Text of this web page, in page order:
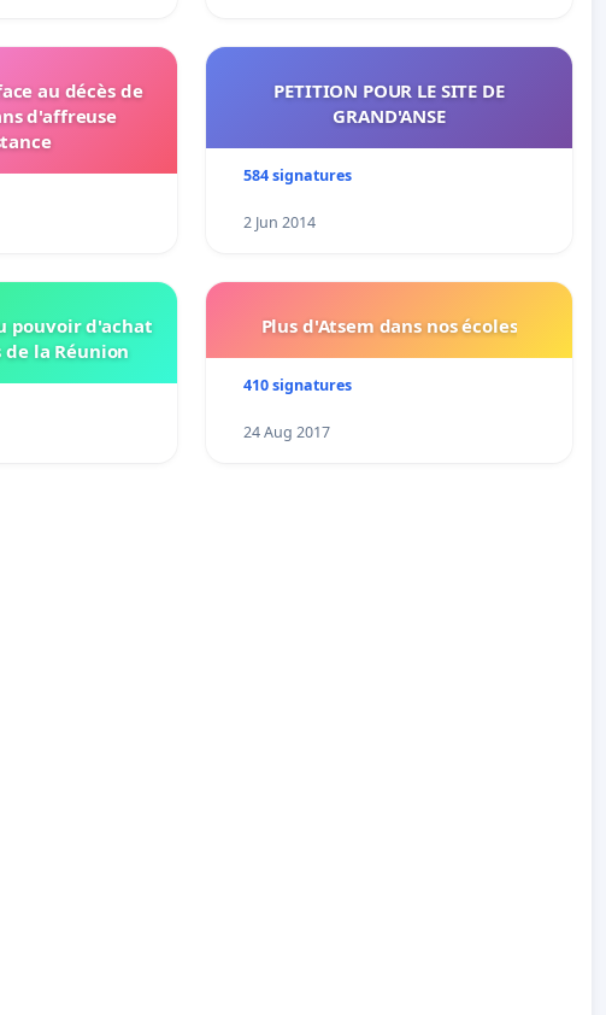
au décès de
d'affreuse
PETITION POUR LE SITE DE
GRAND'ANSE
584 signatures
2 Jun 2014
pouvoir d'achat
la Réunion
Plus d'Atsem dans nos écoles
410 signatures
24 Aug 2017